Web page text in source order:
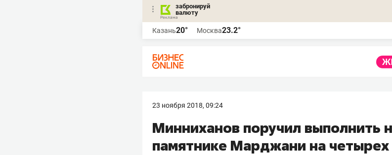
забронируй
валюту
Казань20° Москва23.2°
23 ноября 2018, 09:24
Минниханов поручил выполнить
памятнике Марджани на четырех